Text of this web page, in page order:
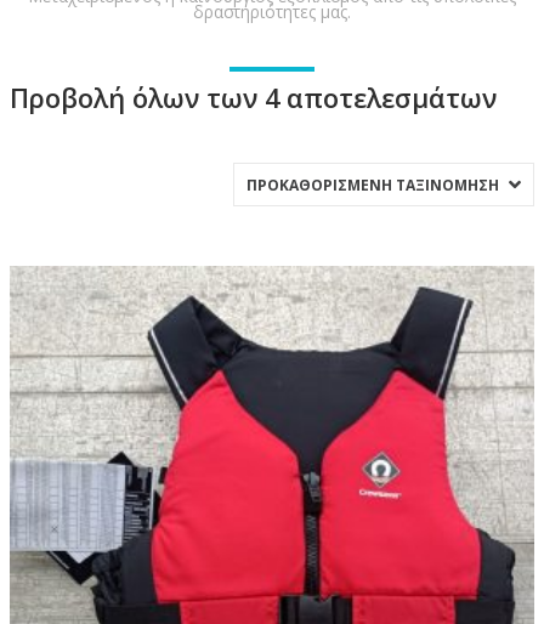
δραστηριότητες μας.
Προβολή όλων των 4 αποτελεσμάτων
ΠΡΟΚΑΘΟΡΙΣΜΈΝΗ ΤΑΞΙΝΌΜΗΣΗ